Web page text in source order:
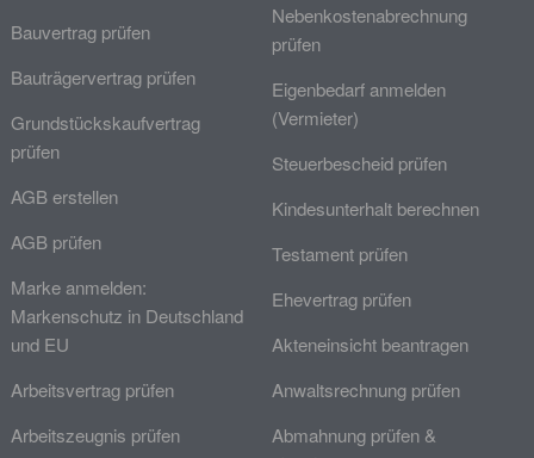
Bauvertrag prüfen
Bauträgervertrag prüfen
Grundstückskaufvertrag
prüfen
AGB erstellen
AGB prüfen
Marke anmelden:
Markenschutz in Deutschland
und EU
Arbeitsvertrag prüfen
Arbeitszeugnis prüfen
Nebenkostenabrechnung
prüfen
Eigenbedarf anmelden
(Vermieter)
Steuerbescheid prüfen
Kindesunterhalt berechnen
Testament prüfen
Ehevertrag prüfen
Akteneinsicht beantragen
Anwaltsrechnung prüfen
Abmahnung prüfen &